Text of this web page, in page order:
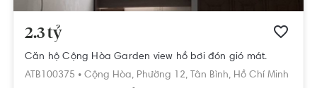
2.3 tỷ
Căn hộ Cộng Hòa Garden view hồ bơi đón gió mát.
ATB100375 • Cộng Hòa, Phường 12, Tân Bình, Hồ Chí Minh